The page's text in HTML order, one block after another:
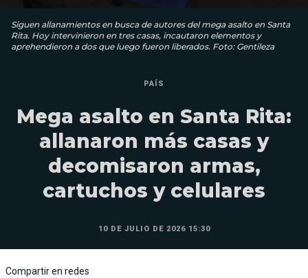
Siguen allanamientos en busca de autores del mega asalto en Santa
Rita. Hoy intervinieron en tres casas, incautaron elementos y
aprehendieron a dos que luego fueron liberados. Foto: Gentileza
PAÍS
Mega asalto en Santa Rita:
allanaron más casas y
decomisaron armas,
cartuchos y celulares
10 DE JULIO DE 2026 15:30
Compartir en redes